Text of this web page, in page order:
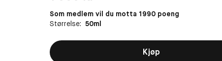
Størrelse: 50ml
Som medlem vil du motta 1990 poeng
Kjøp